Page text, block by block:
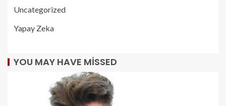
Uncategorized
Yapay Zeka
YOU MAY HAVE MISSED